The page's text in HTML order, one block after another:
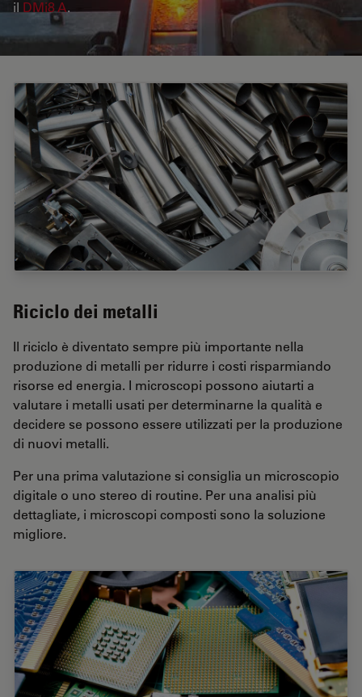
il DMi8 A.
Riciclo dei metalli
Il riciclo è diventato sempre più importante nella
produzione di metalli per ridurre i costi risparmiando
risorse ed energia. I microscopi possono aiutarti a
valutare i metalli usati per determinarne la qualità e
decidere se possono essere utilizzati per la produzione
di nuovi metalli.
Per una prima valutazione si consiglia un microscopio
digitale o uno stereo di routine. Per una analisi più
dettagliate, i microscopi composti sono la soluzione
migliore.